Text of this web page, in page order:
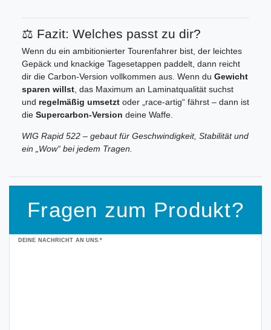
⚖️ Fazit: Welches passt zu dir?
Wenn du ein ambitionierter Tourenfahrer bist, der leichtes
Gepäck und knackige Tagesetappen paddelt, dann reicht
dir die Carbon-Version vollkommen aus. Wenn du Gewicht
sparen willst , das Maximum an Laminatqualität suchst
und regelmäßig umsetzt oder „race-artig“ fährst – dann ist
die Supercarbon-Version deine Waffe.
WIG Rapid 522 – gebaut für Geschwindigkeit, Stabilität und
ein „Wow“ bei jedem Tragen.
Fragen zum Produkt?
DEINE NACHRICHT AN UNS.*
Ceres::Template.mailFormHoneypotLabel